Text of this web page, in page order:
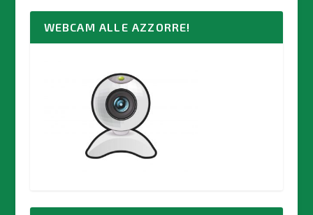
WEBCAM ALLE AZZORRE!